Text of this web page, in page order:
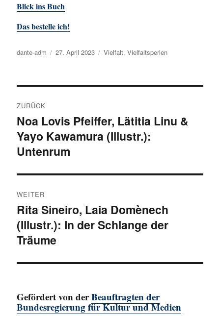
Blick ins Buch
Das bestelle ich!
Autor
dante-adm
Veröffentlicht
27. April 2023 Kategorien
Vielfalt,Vielfaltsperlen
ZURÜCK
Vorheriger
Beitrag:
Noa Lovis Pfeiffer, Lätitia Linu &
Yayo Kawamura (Illustr.):
Untenrum
WEITER
Nächster
Beitrag:
Rita Sineiro, Laia Domènech
(Illustr.): In der Schlange der
Träume
Gefördert von derBeauftragten der
Bundesregierung für Kultur und Medien